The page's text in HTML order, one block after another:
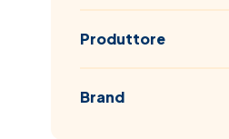
Produttore
Brand